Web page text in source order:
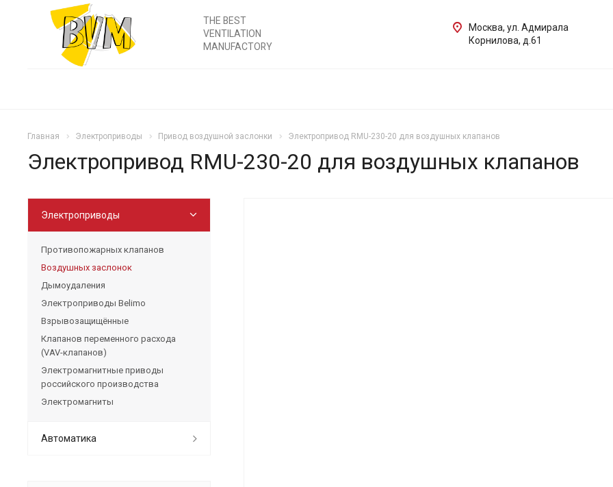
THE BEST
VENTILATION
MANUFACTORY
Москва, ул. Адмирала
Корнилова, д.61
Главная Электроприводы Привод воздушной заслонки Электропривод RMU-230-20 для воздушных клапанов
Электропривод RMU-230-20 для воздушных клапанов
Электроприводы
Противопожарных клапанов
Воздушных заслонок
Дымоудаления
Электроприводы Belimo
Взрывозащищённые
Клапанов переменного расхода
(VAV-клапанов)
Электромагнитные приводы
российского производства
Электромагниты
Автоматика